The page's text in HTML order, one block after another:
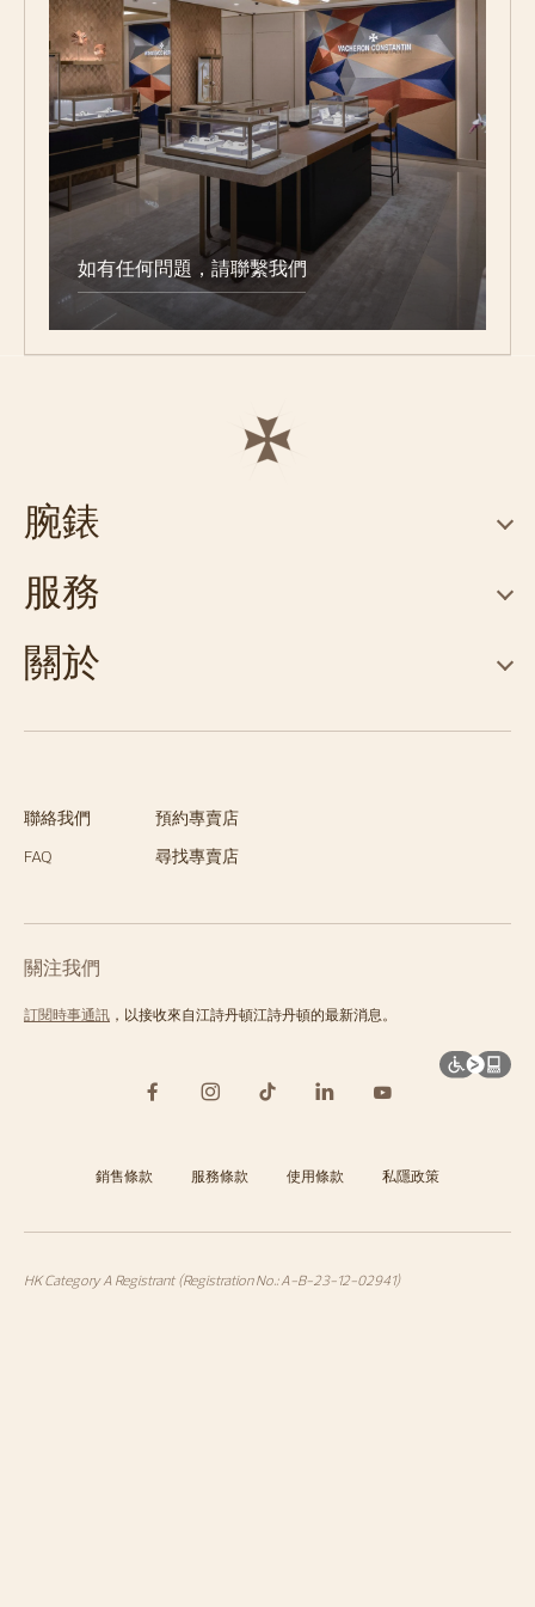
如有任何問題，請聯繫我們
聯絡我們
預約專賣店
FAQ
尋找專賣店
關注我們
訂閱時事通訊 ，以接收來自江詩丹頓江詩丹頓的最新消息。
腕錶
服務
關於
銷售條款 服務條款 使用條款 私隱政策
HK Category A Registrant (Registration No.: A-B-23-12-02941)